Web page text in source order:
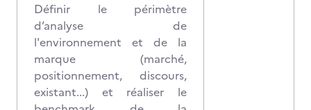
Définir le périmètre
d’analyse de
l'environnement et de la
marque (marché,
positionnement, discours,
existant...) et réaliser le